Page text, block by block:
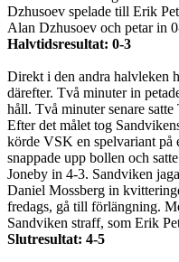
Dzhusoev spelade till Erik
Alan Dzhusoev och petar in
Halvtidsresultat: 0-3
Direkt i den andra halvleken
därefter. Två minuter in
håll. Två minuter senare
Efter det målet tog
körde VSK en spelvariant på
snappade upp bollen och
Joneby in 4-3. Sandviken
Daniel Mossberg in
fredags, gå till förlängning.
Sandviken straff, som Erik
Slutresultat: 4-5